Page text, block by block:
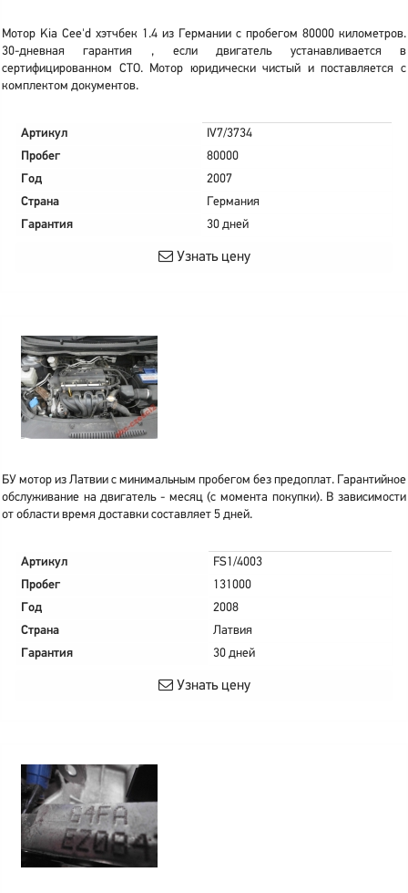
Мотор Kia Cee'd хэтчбек 1.4 из Германии с пробегом 80000 километров.
30-дневная гарантия , если двигатель устанавливается в
сертифицированном СТО. Мотор юридически чистый и поставляется с
комплектом документов.
Артикул
IV7/3734
Пробег
80000
Год
2007
Страна
Германия
Гарантия
30 дней
Узнать цену
БУ мотор из Латвии с минимальным пробегом без предоплат. Гарантийное
обслуживание на двигатель - месяц (с момента покупки). В зависимости
от области время доставки составляет 5 дней.
Артикул
FS1/4003
Пробег
131000
Год
2008
Страна
Латвия
Гарантия
30 дней
Узнать цену